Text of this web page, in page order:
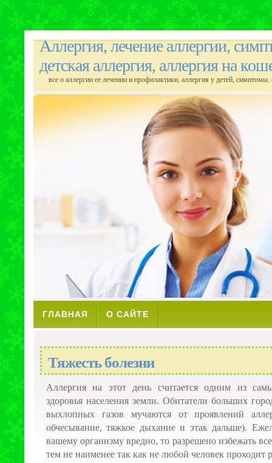
Аллергия, лечение аллергии,
детская аллергия, аллергия на
все о аллергии ее лечении и профилактики, аллергия у детей, симптомы,
ГЛАВНАЯ О САЙТЕ
Тяжесть болезни
Аллергия на этот день считается одним из
здоровья населения земли. Обитатели больших
выхлопных газов мучаются от проявлений
обчесывание, тяжкое дыхание и этак дальше).
вашему организму вредно, то разрешено избежать
тем не наименее так как не любой человек проходит